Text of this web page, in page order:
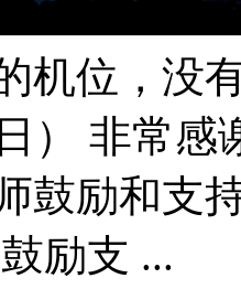
机位，没
日） 非常
鼓励和支
励支 ...